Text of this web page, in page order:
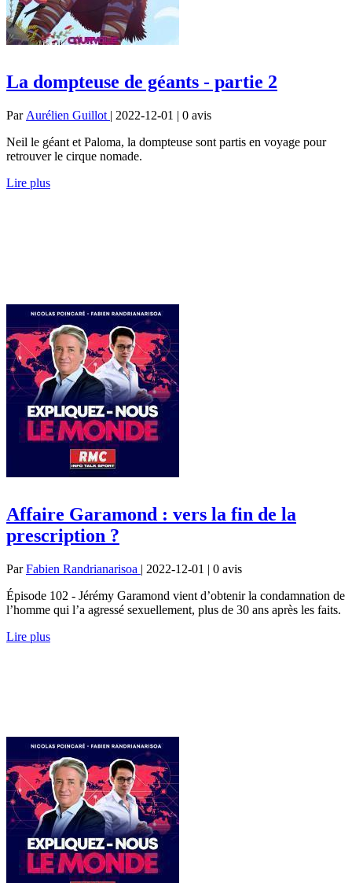
La dompteuse de géants - partie 2
Par Aurélien Guillot | 2022-12-01 | 0 avis
Neil le géant et Paloma, la dompteuse sont partis en voyage pour
retrouver le cirque nomade.
Lire plus
Affaire Garamond : vers la fin de la
prescription ?
ParFabien Randrianarisoa | 2022-12-01 | 0 avis
Épisode 102 - Jérémy Garamond vient d’obtenir la condamnation de
l’homme qui l’a agressé sexuellement, plus de 30 ans après les faits.
Lire plus